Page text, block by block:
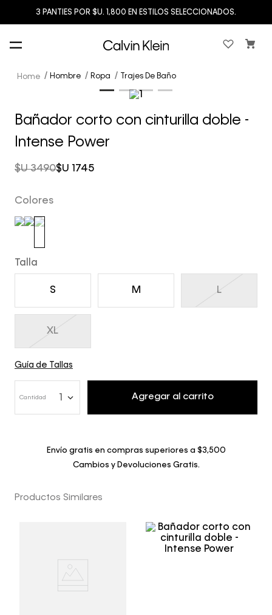
3 PANTIES POR $U. 1,800 EN ESTILOS SELECCIONADOS.
Hombre Ropa Trajes De Baño
Bañador corto con cinturilla doble -
Intense Power
$U 1745
$U 3490
Colores
Talla
S M L
XL
Guía de Tallas
Cantidad Agregar al carrito
Envío gratis en compras superiores a $3,500
Cambios y Devoluciones Gratis.
Productos Similares